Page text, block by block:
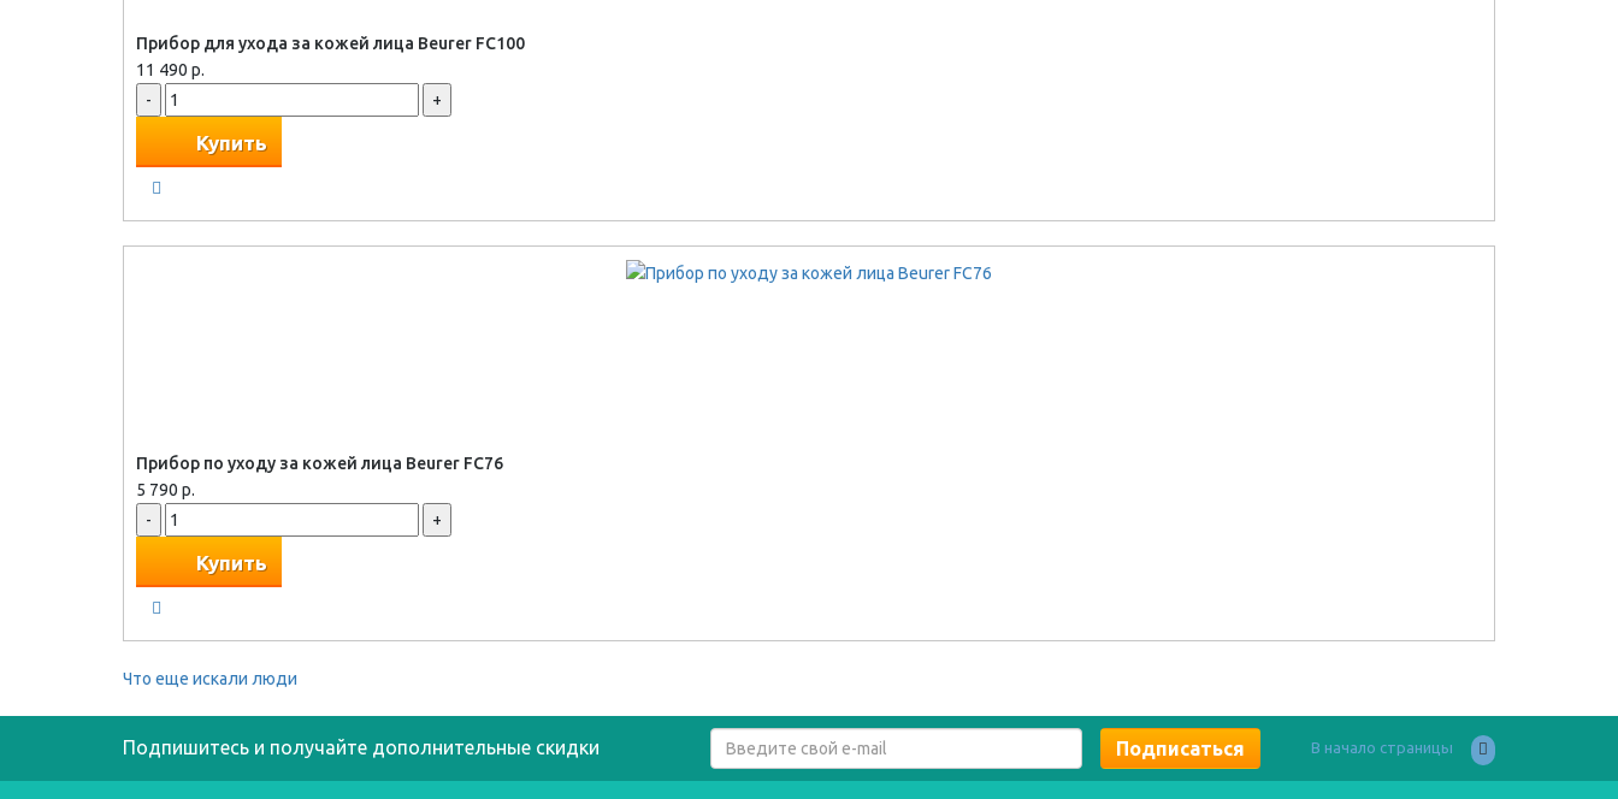
Прибор для ухода за кожей лица Beurer FC100
11 490 р.
-
+
Купить
Прибор по уходу за кожей лица Beurer FC76
5 790 р.
-
+
Купить
Что еще искали люди
Подпишитесь и получайте дополнительные скидки В начало страницы